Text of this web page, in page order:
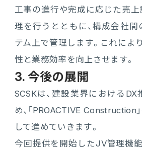
工事の進行や完成に応じた売
理を行うとともに、構成会社
テム上で管理します。これによ
性と業務効率を向上させます。
3. 今後の展開
SCSKは、建設業界における
め、「PROACTIVE Construction
して進めていきます。
今回提供を開始したJV管理機